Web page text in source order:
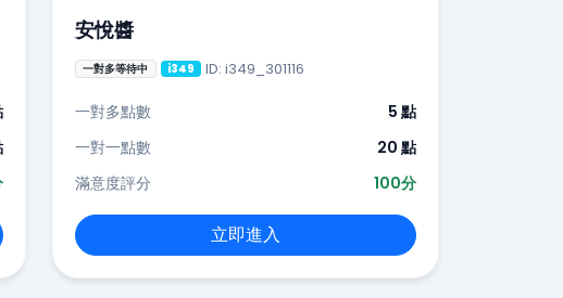
安悅醬
一對多等待中 i349 ID: i349_301116
一對多點數
5 點
一對一點數
20 點
滿意度評分
100分
立即進入